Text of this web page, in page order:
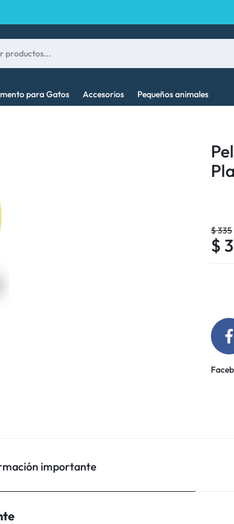
para Gatos Accesorios Pequeños animales
$335
$
importante